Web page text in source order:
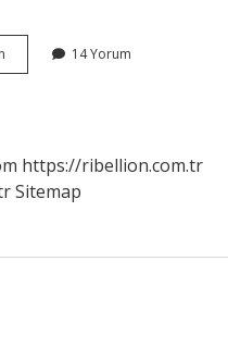
Tiyatro
14 Yorum
https://ribellion.com.tr
Sitemap